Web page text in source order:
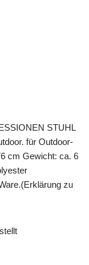
STUHL
für Outdoor-
cm Gewicht: ca. 6
zu